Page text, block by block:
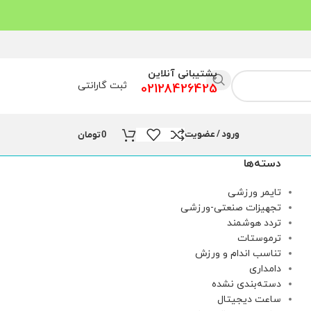
پشتیبانی آنلاین
02128426425 ثبت گارانتی
ورود / عضویت 0تومان
دسته‌ها
تایمر ورزشی
تجهیزات صنعتی-ورزشی
تردد هوشمند
ترموستات
تناسب اندام و ورزش
دامداری
دسته‌بندی نشده
ساعت دیجیتال